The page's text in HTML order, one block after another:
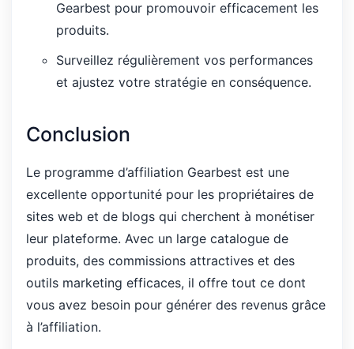
Gearbest pour promouvoir efficacement les
produits.
Surveillez régulièrement vos performances
et ajustez votre stratégie en conséquence.
Conclusion
Le programme d’affiliation Gearbest est une
excellente opportunité pour les propriétaires de
sites web et de blogs qui cherchent à monétiser
leur plateforme. Avec un large catalogue de
produits, des commissions attractives et des
outils marketing efficaces, il offre tout ce dont
vous avez besoin pour générer des revenus grâce
à l’affiliation.